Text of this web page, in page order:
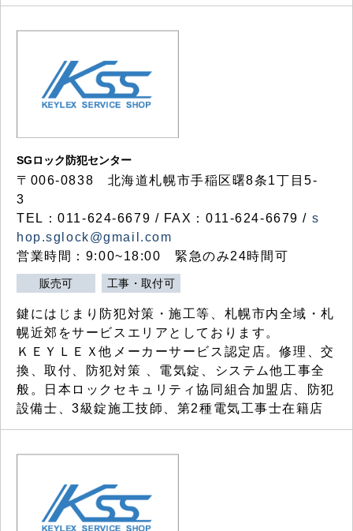
SGロック防犯センター
〒006-0838 北海道札幌市手稲区曙8条1丁目5-
3
TEL：011-624-6679 / FAX：011-624-6679 / s
hop.sglock@gmail.com
営業時間：9:00~18:00 緊急のみ24時間可
販売可 工事・取付可
鍵にはじまり防犯対策・施工等、札幌市内全域・札
幌近郊をサービスエリアとしております。
ＫＥＹＬＥＸ他メーカーサービス認定店。修理、交
換、取付、防犯対策 、電気錠、システム他工事全
般。日本ロックセキュリティ協同組合加盟店、防犯
設備士、3級錠施工技師、第2種電気工事士在籍店